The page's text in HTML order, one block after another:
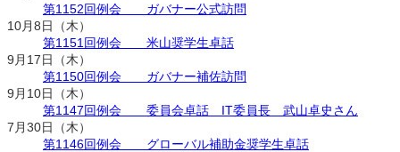
第1152回例会 ガバナー公式訪問
10月8日（木）
第1151回例会 米山奨学生卓話
9月17日（木）
第1150回例会 ガバナー補佐訪問
9月10日（木）
第1147回例会 委員会卓話 IT委員長 武山卓史さん
7月30日（木）
第1146回例会 グローバル補助金奨学生卓話